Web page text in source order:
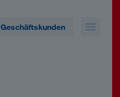
Geschäftskunden